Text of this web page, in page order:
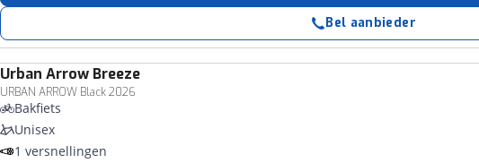
Bel aanbieder
Urban Arrow Breeze
URBAN ARROW Black 2026
Bakfiets
Unisex
1 versnellingen